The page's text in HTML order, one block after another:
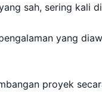
sah, sering kali
yang
proyek